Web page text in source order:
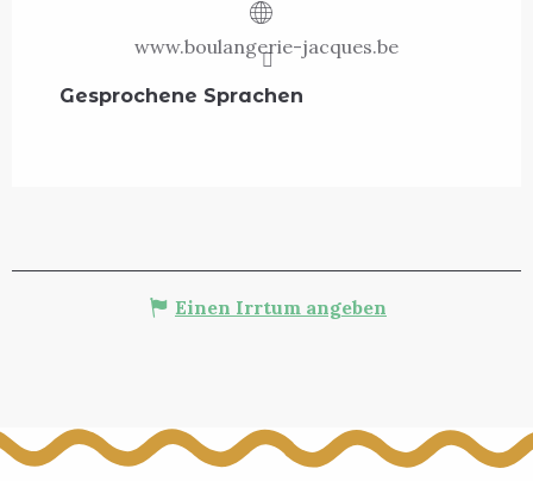
www.boulangerie-jacques.be
Gesprochene Sprachen
Gesprochene Sprachen
Einen Irrtum angeben